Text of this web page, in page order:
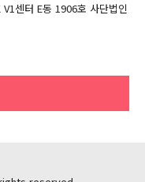
센터 E동 1906호 사단법인